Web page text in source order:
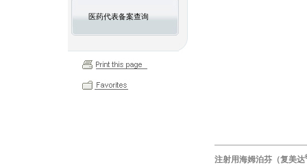
医药代表备案查询
注射用海姆泊芬（复美达